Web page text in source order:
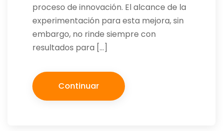
proceso de innovación. El alcance de la
experimentación para esta mejora, sin
embargo, no rinde siempre con
resultados para […]
Continuar